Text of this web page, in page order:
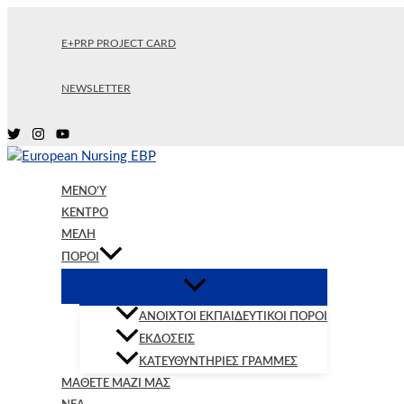
E+PRP PROJECT CARD
NEWSLETTER
MENO’Y
KΈΝΤΡΟ
ΜΈΛΗ
ΠΌΡΟΙ
ΑΝΟΙΧΤΟΊ ΕΚΠΑΙΔΕΥΤΙΚΟΊ ΠΌΡΟΙ
ΕΚΔΌΣΕΙΣ
ΚΑΤΕΥΘΥΝΤΉΡΙΕΣ ΓΡΑΜΜΈΣ
ΜΆΘΕΤΕ ΜΑΖΊ ΜΑΣ